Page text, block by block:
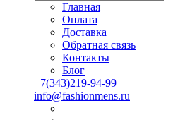
Главная
Оплата
Доставка
Обратная связь
Контакты
Блог
+7(343)219-94-99
info@fashionmens.ru